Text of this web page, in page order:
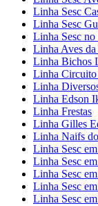
Linha Sesc
Linha Sesc
Linha Sesc no
Linha Aves da
Linha Bichos
Linha Circuito
Linha
Linha Edson
Linha Frestas
Linha Gilles
Linha Naifs
Linha Sesc
Linha Sesc
Linha Sesc
Linha Sesc
Linha Sesc